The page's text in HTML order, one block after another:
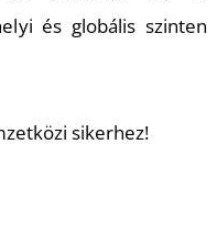
és globális szinten
sikerhez!